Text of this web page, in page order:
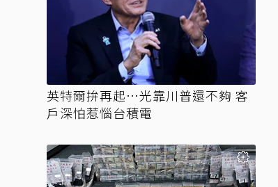
英特爾拚再起…光靠川普還不夠 客
戶深怕惹惱台積電